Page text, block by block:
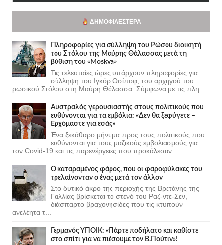
ΔΗΜΟΦΙΛΈΣΤΕΡΑ
Πληροφορίες για σύλληψη του Ρώσου διοικητή
του Στόλου της Mαύρης Θάλασσας μετά τη
βύθιση του «Moskva»
Τις τελευταίες ώρες υπάρχουν πληροφορίες για
σύλληψη του Ιγκόρ Οσίποφ, του αρχηγού του
ρωσικού Στόλου στη Μαύρη Θάλασσα. Σύμφωνα με τις πλη...
Αυστραλός γερουσιαστής στους πολιτικούς που
ευθύνονται για τα εμβόλια: «Δεν θα ξεφύγετε –
Ερχόμαστε για εσάς»
Ένα ξεκάθαρο μήνυμα προς τους πολιτικούς που
ευθύνονται για τους μαζικούς εμβολιασμούς για
τον Covid-19 και τις παρενέργειες που προκάλεσαν...
Ο καταραμένος φάρος, που οι φαροφύλακες του
τρελαίνονταν ο ένας μετά τον άλλον
Στο δυτικό άκρο της περιοχής της Βρετάνης της
Γαλλίας βρίσκεται το στενό του Ραζ-ντε-Σεν,
διάσπαρτο βραχονησίδες που τις κτυπούν
ανελέητα τ...
Γερμανός ΥΠΟΙΚ: «Πάρτε ποδήλατο και καθίστε
στο σπίτι για να πιέσουμε τον Β.Πούτιν»!